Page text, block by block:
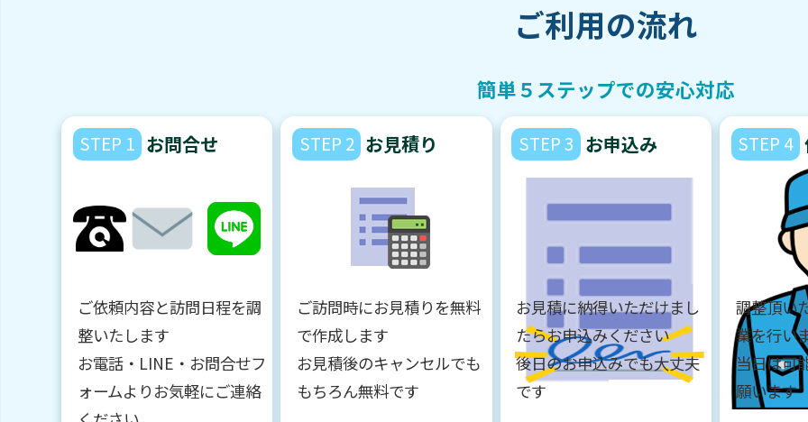
ご利用の流れ
簡単５ステップでの安心対応
STEP 1 お問合せ
ご依頼内容と訪問日程を調
整いたします
お電話・LINE・お問合せフ
ォームよりお気軽にご連絡
STEP 2 お見積り
ご訪問時にお見積りを無料
で作成します
お見積後のキャンセルでも
もちろん無料です
STEP 3 お申込み
お見積に納得いただけまし
たらお申込みください
後日のお申込みでも大丈夫
です
STEP 4
調整頂い
業を行い
当日は可
願います